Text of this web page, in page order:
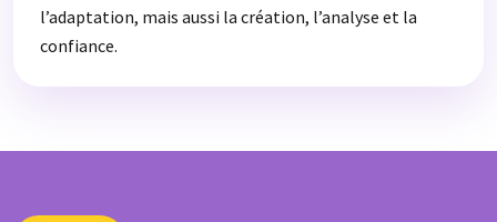
l’adaptation, mais aussi la création, l’analyse et la
confiance.